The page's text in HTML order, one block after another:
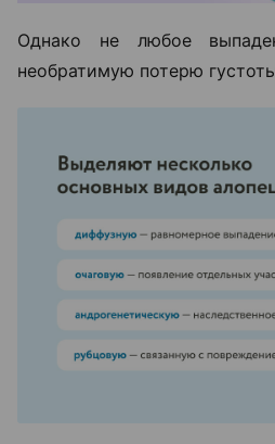
Однако не любое
необратимую потерю